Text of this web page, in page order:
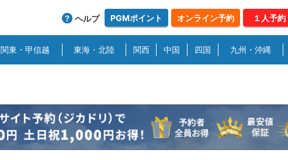
ヘルプ PGMポイント オンライン予約 １人予約
関東・甲信越 東海・北陸 関西 中国 四国 九州・沖縄